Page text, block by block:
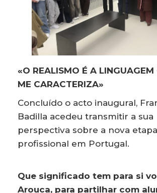
«O REALISMO É A LINGUAGEM
ME CARACTERIZA»
Concluído o acto inaugural,
Badilla acedeu transmitir a sua
perspectiva sobre a nova
profissional em Portugal.
Que significado tem para si
Arouca, para partilhar com